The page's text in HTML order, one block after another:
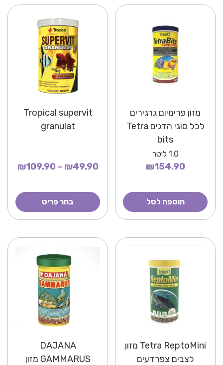
מזון פרימיום גרגירים
לכל סוגי הדגים Tetra
bits
1.0 ליטר
₪154.90
הוספה לסל
Tropical supervit
granulat
₪49.90 - ₪109.90
בחר פריט
Tetra ReptoMini מזון
לצבים צפרדעים
DAJANA
GAMMARUS מזון